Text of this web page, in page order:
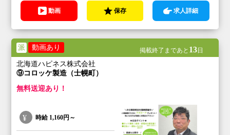
動画 保存 求人詳細
派 動画あり 掲載終了まであと 13日
北海道ハピネス株式会社
⑨コロッケ製造（士幌町）
無料送迎あり！
時給 1,160円～